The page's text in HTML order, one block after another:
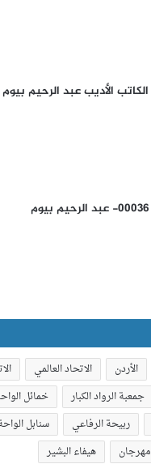
b
م
الكاتب الأديب عبد الرحيم بيوم
00036- عبد الرحيم بيوم
الأردن الاتحاد العالمي
جمعبة الرواد الكبار خمائل
ربيحة الرفاعي سنابل
مهرجان هيفاء البشير